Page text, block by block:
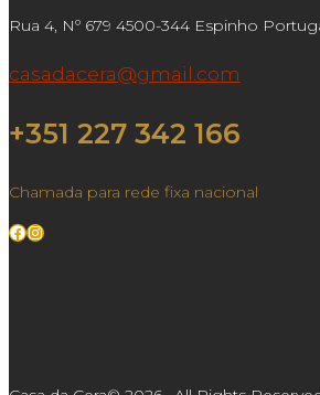
Rua 4, Nº 679 4500-344 Espinho
casadacera@gmail.com
+351 227 342 166
Chamada para rede fixa nacional
Facebook
Instagram